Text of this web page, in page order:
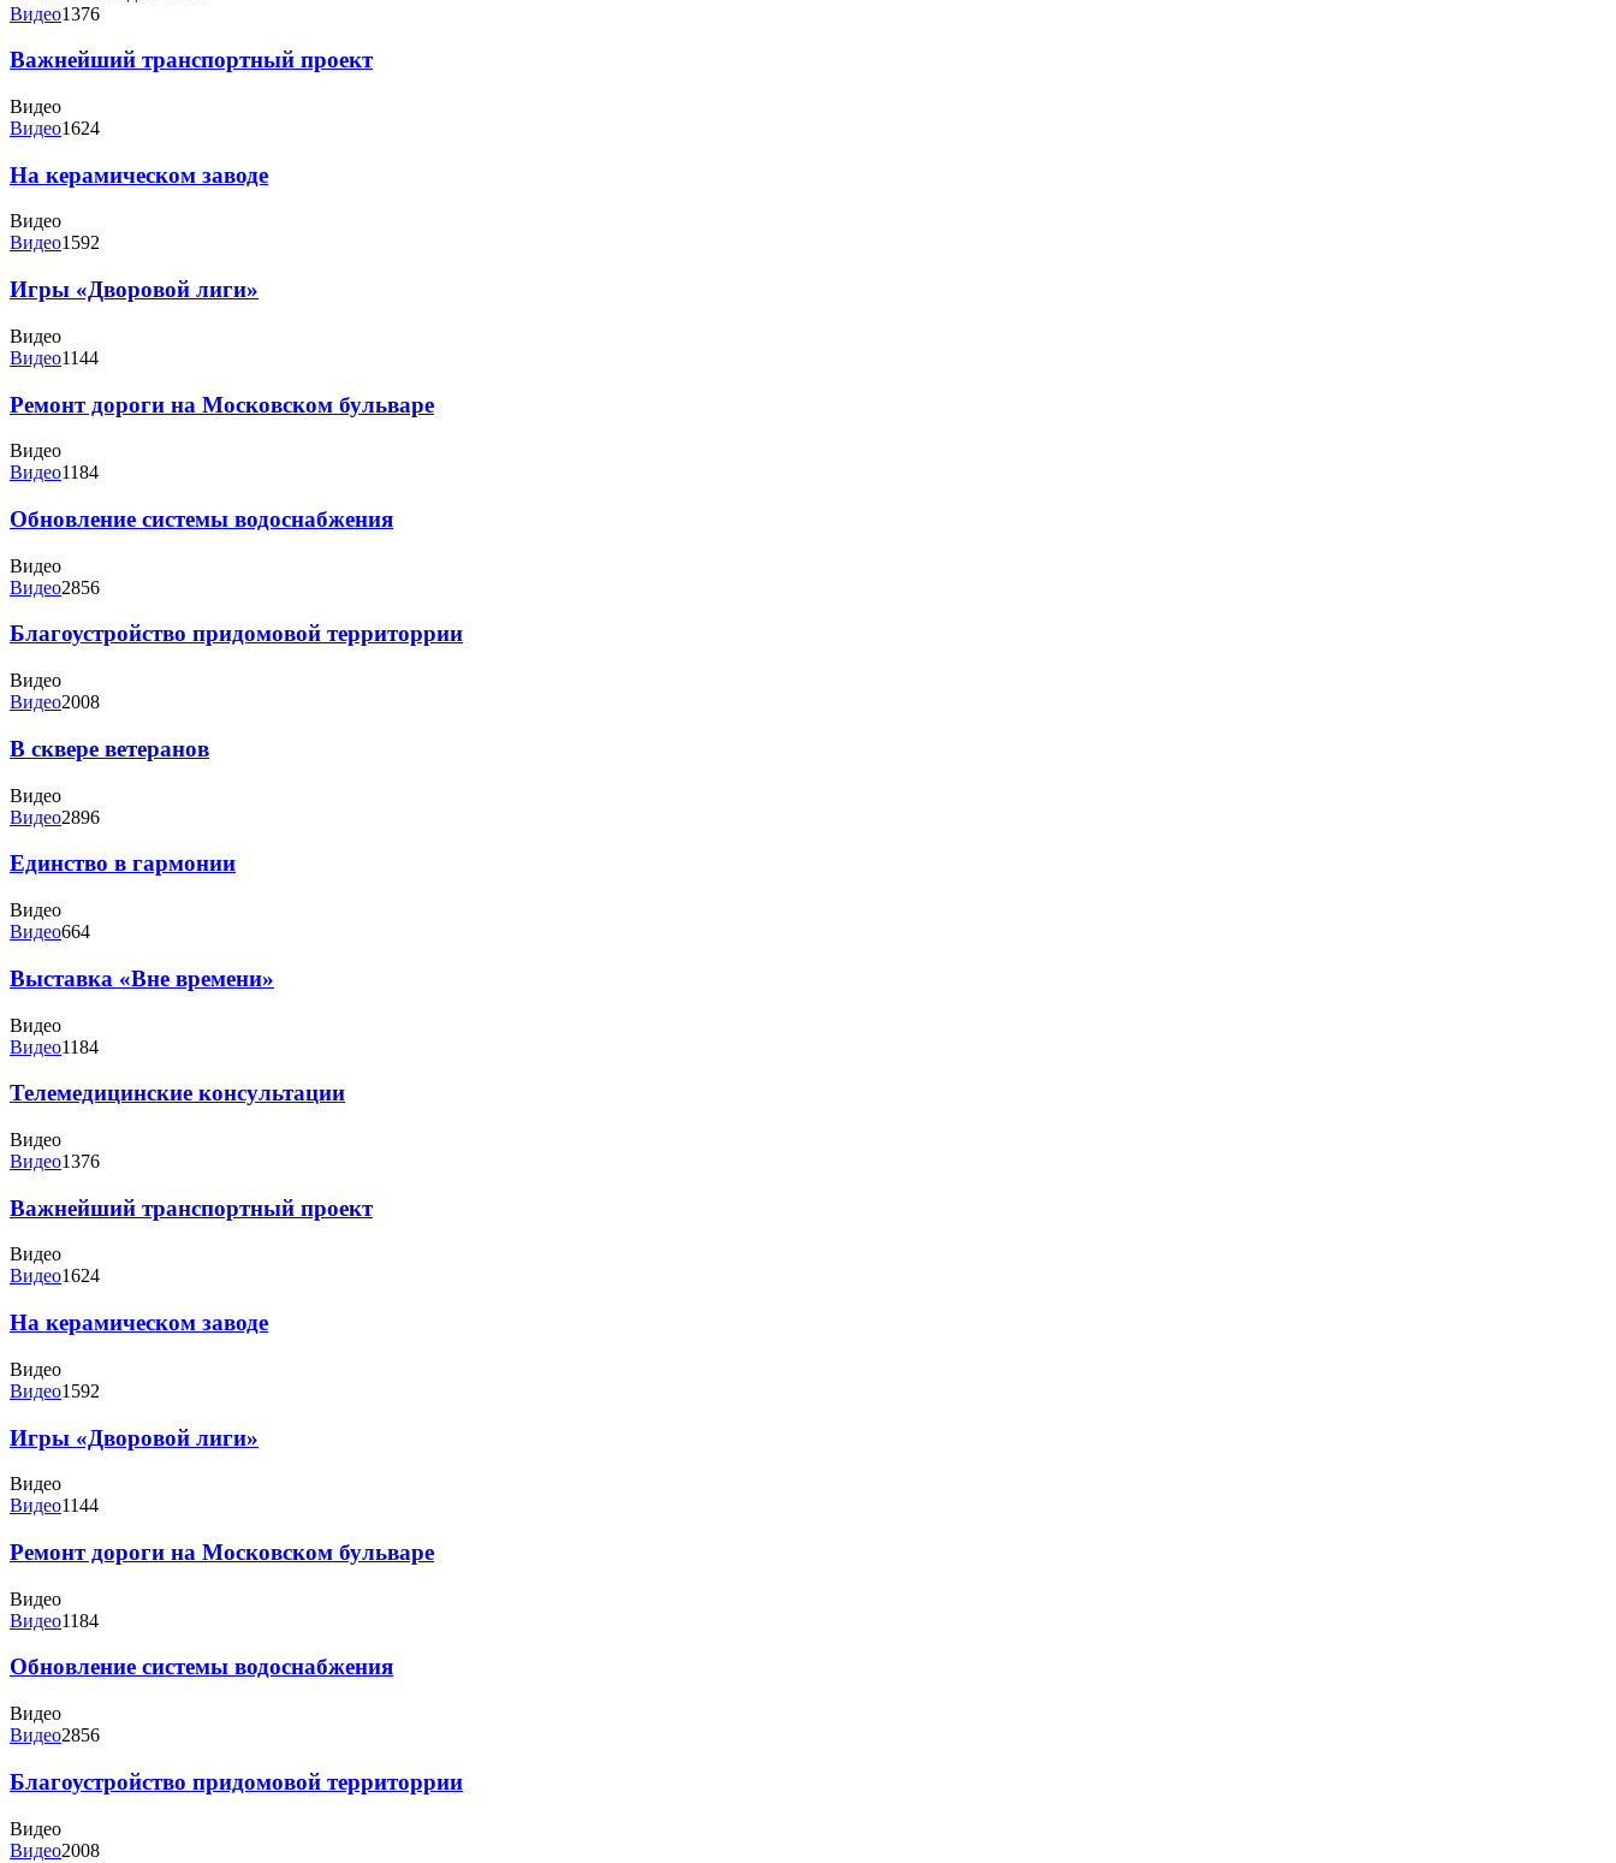
Видео1376
Важнейший транспортный проект
Видео
Видео1624
На керамическом заводе
Видео
Видео1592
Игры «Дворовой лиги»
Видео
Видео1144
Ремонт дороги на Московском бульваре
Видео
Видео1184
Обновление системы водоснабжения
Видео
Видео2856
Благоустройство придомовой территоррии
Видео
Видео2008
В сквере ветеранов
Видео
Видео2896
Единство в гармонии
Видео
Видео664
Выставка «Вне времени»
Видео
Видео1184
Телемедицинские консультации
Видео
Видео1376
Важнейший транспортный проект
Видео
Видео1624
На керамическом заводе
Видео
Видео1592
Игры «Дворовой лиги»
Видео
Видео1144
Ремонт дороги на Московском бульваре
Видео
Видео1184
Обновление системы водоснабжения
Видео
Видео2856
Благоустройство придомовой территоррии
Видео
Видео2008